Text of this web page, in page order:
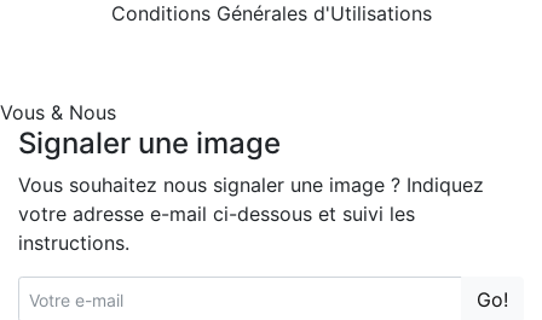
Conditions Générales d'Utilisations
Vous & Nous
Signaler une image
Vous souhaitez nous signaler une image ? Indiquez
votre adresse e-mail ci-dessous et suivi les
instructions.
Go!